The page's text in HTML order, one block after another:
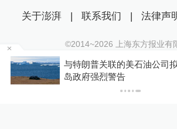
与特朗普关联的美石油公司
岛政府强烈警告
关于澎湃 | 联系我们 | 法律声
©2014~2026 上海东方报业有
沪ICP证：沪B2-20170116 | 沪ICP
互联网新闻信息服务许可证：
沪公网安备